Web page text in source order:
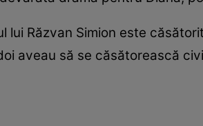
lui Răzvan Simion este
aveau să se căsătorească